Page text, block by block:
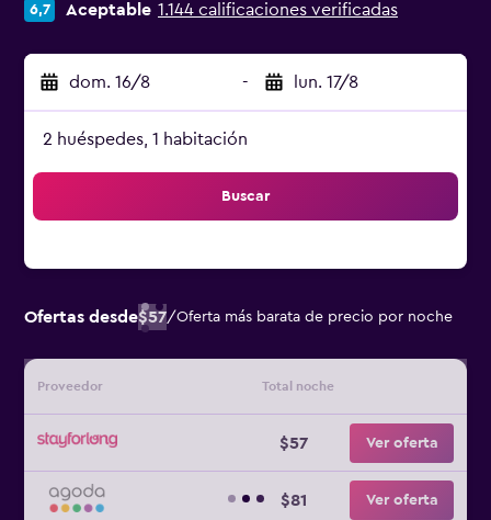
6,7 Aceptable 1.144 calificaciones verificadas
dom. 16/8 - lun. 17/8
2 huéspedes, 1 habitación
Buscar
Ofertas desde$57/Oferta más barata de precio por noche
Proveedor Total noche
$57 Ver oferta
$81 Ver oferta